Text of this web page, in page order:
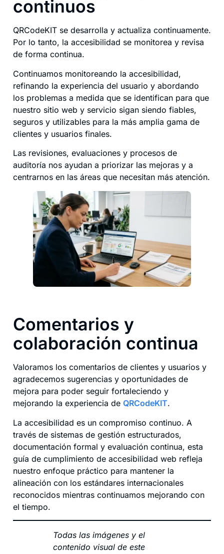
continuos
QRCodeKIT se desarrolla y actualiza continuamente.
Por lo tanto, la accesibilidad se monitorea y revisa
de forma continua.
Continuamos monitoreando la accesibilidad,
refinando la experiencia del usuario y abordando
los problemas a medida que se identifican para que
nuestro sitio web y servicio sigan siendo fiables,
seguros y utilizables para la más amplia gama de
clientes y usuarios finales.
Las revisiones, evaluaciones y procesos de
auditoría nos ayudan a priorizar las mejoras y a
centrarnos en las áreas que necesitan más atención.
Comentarios y
colaboración continua
Valoramos los comentarios de clientes y usuarios y
agradecemos sugerencias y oportunidades de
mejora para poder seguir fortaleciendo y
mejorando la experiencia de QRCodeKIT.
La accesibilidad es un compromiso continuo. A
través de sistemas de gestión estructurados,
documentación formal y evaluación continua, esta
guía de cumplimiento de accesibilidad web refleja
nuestro enfoque práctico para mantener la
alineación con los estándares internacionales
reconocidos mientras continuamos mejorando con
el tiempo.
Todas las imágenes y el
contenido visual de este